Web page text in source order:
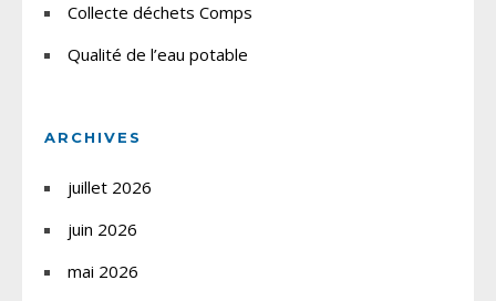
Collecte déchets Comps
Qualité de l’eau potable
ARCHIVES
juillet 2026
juin 2026
mai 2026